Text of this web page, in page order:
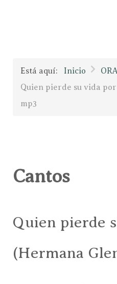
Está aquí: Inicio
Quien pierde su vida
mp3
Cantos
Quien pierde
(Hermana